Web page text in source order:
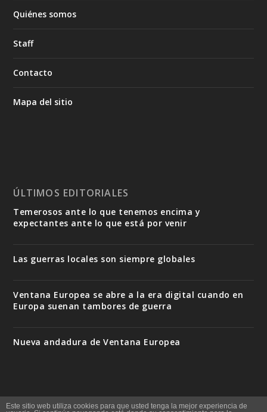
Quiénes somos
Staff
Contacto
Mapa del sitio
ÚLTIMOS EDITORIALES
Temerosos ante lo que tenemos encima y
expectantes ante lo que está por venir
Las guerras locales son siempre globales
Ventana Europea se abre a la era digital cuando en
Europa suenan tambores de guerra
Nueva andadura de Ventana Europea
Este sitio web utiliza cookies para que usted tenga la mejor experiencia de